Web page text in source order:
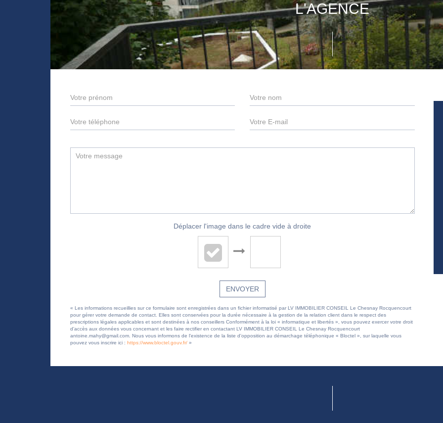
L'AGENCE
Déplacer l'image dans le cadre vide à droite
ENVOYER
« Les informations recueillies sur ce formulaire sont enregistrées dans un fichier informatisé par LV IMMOBILIER CONSEIL Le Chesnay Rocquencourt
pour gérer votre demande de contact. Elles sont conservées pour la durée nécessaire à la gestion de la relation client dans le respect des
prescriptions légales applicables et sont destinées à nos conseillers Conformément à la loi « informatique et libertés », vous pouvez exercer votre droit
d'accès aux données vous concernant et les faire rectifier en contactant LV IMMOBILIER CONSEIL Le Chesnay Rocquencourt
antoine.mahy@gmail.com. Nous vous informons de l'existence de la liste d'opposition au démarchage téléphonique « Bloctel », sur laquelle vous
pouvez vous inscrire ici : https://www.bloctel.gouv.fr/ »